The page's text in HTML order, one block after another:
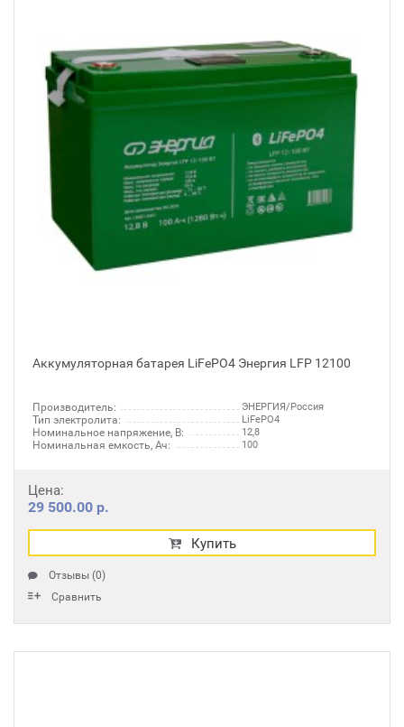
Аккумуляторная батарея LiFePO4 Энергия LFP 12100
Производитель: ЭНЕРГИЯ/Россия
Тип электролита: LiFePO4
Номинальное напряжение, В: 12,8
Номинальная емкость, Ач: 100
Цена:
29 500.00 р.
Купить
Отзывы (0)
Сравнить